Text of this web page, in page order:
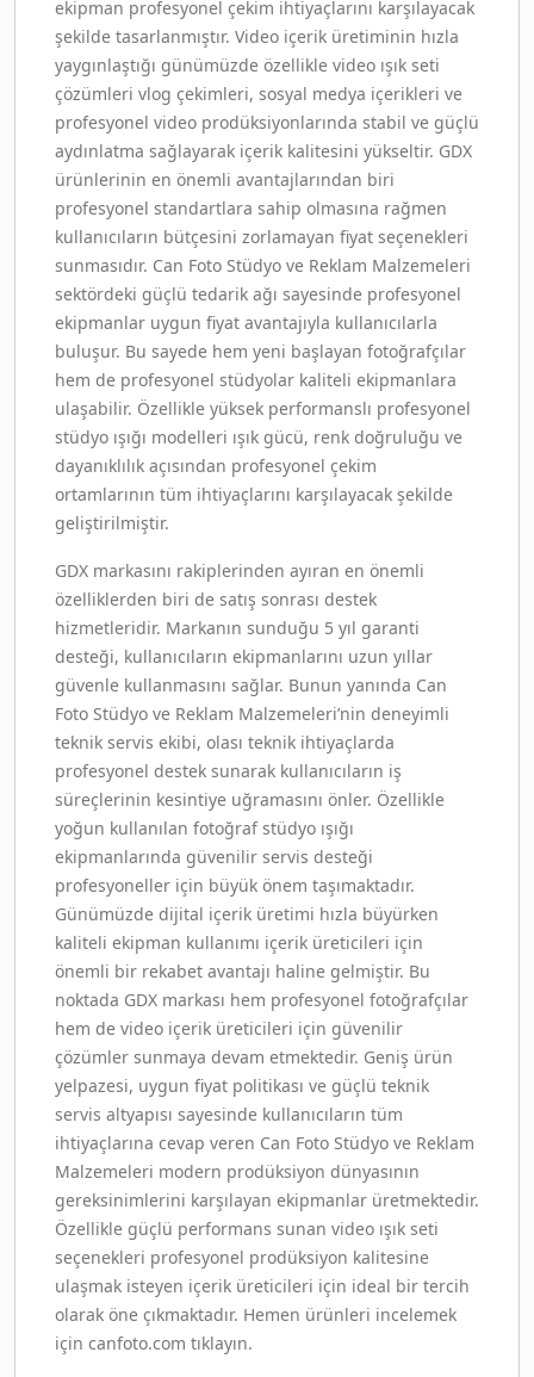
ekipman profesyonel çekim ihtiyaçlarını karşılayacak
şekilde tasarlanmıştır. Video içerik üretiminin hızla
yaygınlaştığı günümüzde özellikle video ışık seti
çözümleri vlog çekimleri, sosyal medya içerikleri ve
profesyonel video prodüksiyonlarında stabil ve güçlü
aydınlatma sağlayarak içerik kalitesini yükseltir. GDX
ürünlerinin en önemli avantajlarından biri
profesyonel standartlara sahip olmasına rağmen
kullanıcıların bütçesini zorlamayan fiyat seçenekleri
sunmasıdır. Can Foto Stüdyo ve Reklam Malzemeleri
sektördeki güçlü tedarik ağı sayesinde profesyonel
ekipmanlar uygun fiyat avantajıyla kullanıcılarla
buluşur. Bu sayede hem yeni başlayan fotoğrafçılar
hem de profesyonel stüdyolar kaliteli ekipmanlara
ulaşabilir. Özellikle yüksek performanslı profesyonel
stüdyo ışığı modelleri ışık gücü, renk doğruluğu ve
dayanıklılık açısından profesyonel çekim
ortamlarının tüm ihtiyaçlarını karşılayacak şekilde
geliştirilmiştir.
GDX markasını rakiplerinden ayıran en önemli
özelliklerden biri de satış sonrası destek
hizmetleridir. Markanın sunduğu 5 yıl garanti
desteği, kullanıcıların ekipmanlarını uzun yıllar
güvenle kullanmasını sağlar. Bunun yanında Can
Foto Stüdyo ve Reklam Malzemeleri’nin deneyimli
teknik servis ekibi, olası teknik ihtiyaçlarda
profesyonel destek sunarak kullanıcıların iş
süreçlerinin kesintiye uğramasını önler. Özellikle
yoğun kullanılan fotoğraf stüdyo ışığı
ekipmanlarında güvenilir servis desteği
profesyoneller için büyük önem taşımaktadır.
Günümüzde dijital içerik üretimi hızla büyürken
kaliteli ekipman kullanımı içerik üreticileri için
önemli bir rekabet avantajı haline gelmiştir. Bu
noktada GDX markası hem profesyonel fotoğrafçılar
hem de video içerik üreticileri için güvenilir
çözümler sunmaya devam etmektedir. Geniş ürün
yelpazesi, uygun fiyat politikası ve güçlü teknik
servis altyapısı sayesinde kullanıcıların tüm
ihtiyaçlarına cevap veren Can Foto Stüdyo ve Reklam
Malzemeleri modern prodüksiyon dünyasının
gereksinimlerini karşılayan ekipmanlar üretmektedir.
Özellikle güçlü performans sunan video ışık seti
seçenekleri profesyonel prodüksiyon kalitesine
ulaşmak isteyen içerik üreticileri için ideal bir tercih
olarak öne çıkmaktadır. Hemen ürünleri incelemek
için canfoto.com tıklayın.